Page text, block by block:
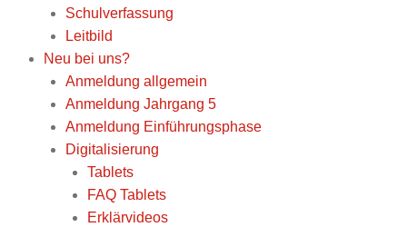
Schulverfassung
Leitbild
Neu bei uns?
Anmeldung allgemein
Anmeldung Jahrgang 5
Anmeldung Einführungsphase
Digitalisierung
Tablets
FAQ Tablets
Erklärvideos